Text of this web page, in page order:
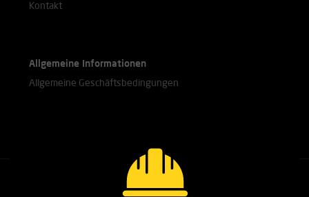
Kontakt
Allgemeine Informationen
Allgemeine Geschäftsbedingungen
Rufen Sie unsere Experten an.